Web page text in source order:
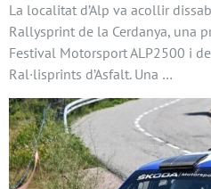
La localitat d’Alp va acollir
Rallysprint de la Cerdanya, una
Festival Motorsport ALP2500 i
Ral·lisprints d’Asfalt. Una …